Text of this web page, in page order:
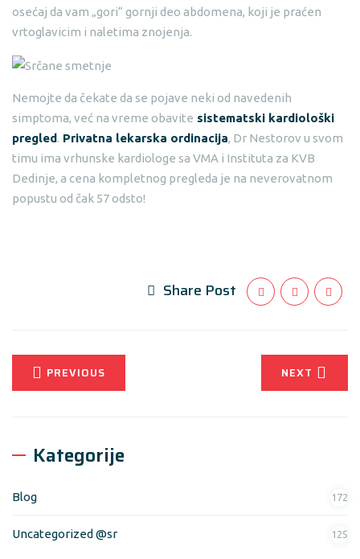
osećaj da vam „gori“ gornji deo abdomena, koji je praćen
vrtoglavicim i naletima znojenja.
Nemojte da čekate da se pojave neki od navedenih
simptoma, već na vreme obavite sistematski kardiološki
pregled. Privatna lekarska ordinacija, Dr Nestorov u svom
timu ima vrhunske kardiologe sa VMA i Instituta za KVB
Dedinje, a cena kompletnog pregleda je na neverovatnom
popustu od čak 57 odsto!
Share Post
PREVIOUS NEXT
Kategorije
Blog 172
Uncategorized @sr 125